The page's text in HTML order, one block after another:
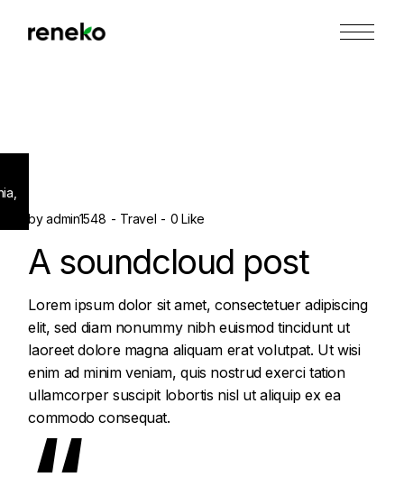
byadmin1548 Travel 0 Like
A soundcloud post
Lorem ipsum dolor sit amet, consectetuer adipiscing
elit, sed diam nonummy nibh euismod tincidunt ut
laoreet dolore magna aliquam erat volutpat. Ut wisi
enim ad minim veniam, quis nostrud exerci tation
ullamcorper suscipit lobortis nisl ut aliquip ex ea
commodo consequat.